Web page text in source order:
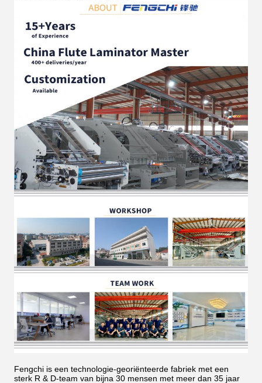
Fengchi is een technologie-georiënteerde fabriek met een
sterk R & D-team van bijna 30 mensen met meer dan 35 jaar